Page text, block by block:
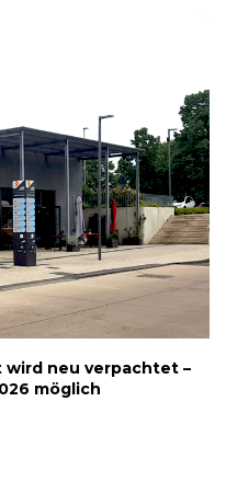
wird neu verpachtet –
möglich